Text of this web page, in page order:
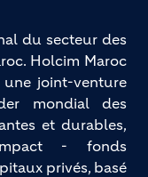
du secteur des
Holcim Maroc
une joint-venture
mondial des
et durables,
- fonds
privés, basé